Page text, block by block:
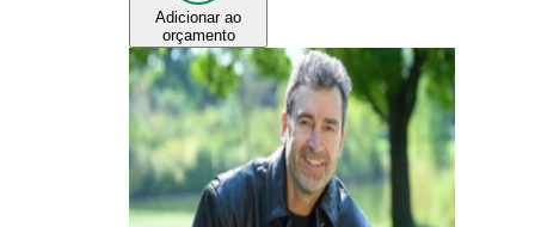
Adicionar ao
orçamento